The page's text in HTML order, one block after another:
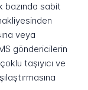
bazında sabit
veya
göndericilerin
taşıyıcı ve